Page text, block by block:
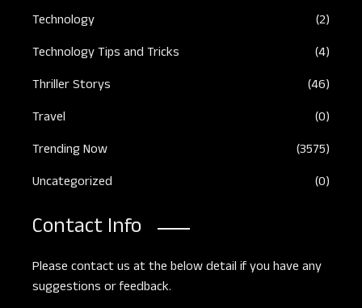
Technology
(2)
Technology Tips and Tricks
(4)
Thriller Storys
(46)
Travel
(0)
Trending Now
(3575)
Uncategorized
(0)
Contact Info
Please contact us at the below detail if you have any
suggestions or feedback.